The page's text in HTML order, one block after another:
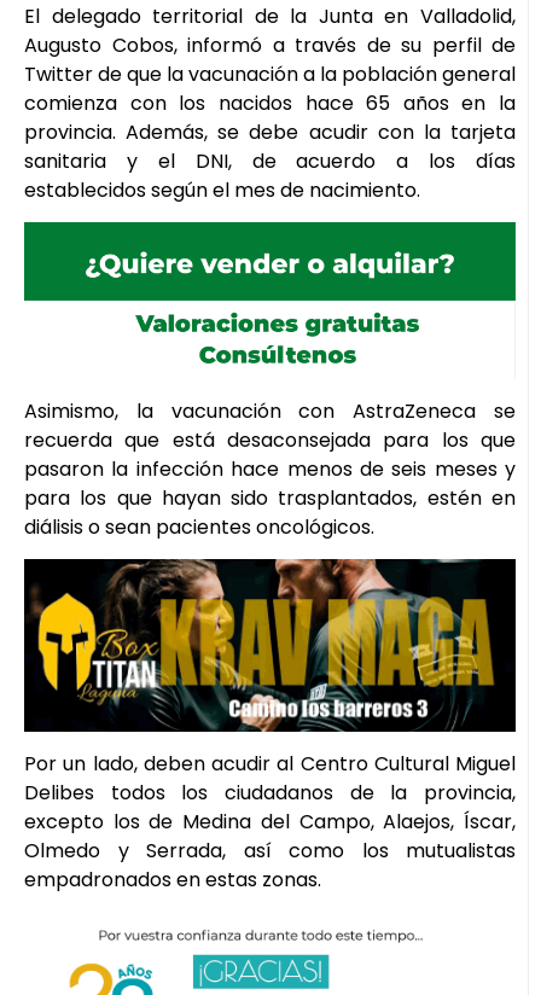
El delegado territorial de la Junta en Valladolid,
Augusto Cobos, informó a través de su perfil de
Twitter de que la vacunación a la población general
comienza con los nacidos hace 65 años en la
provincia. Además, se debe acudir con la tarjeta
sanitaria y el DNI, de acuerdo a los días
establecidos según el mes de nacimiento.
Asimismo, la vacunación con AstraZeneca se
recuerda que está desaconsejada para los que
pasaron la infección hace menos de seis meses y
para los que hayan sido trasplantados, estén en
diálisis o sean pacientes oncológicos.
Por un lado, deben acudir al Centro Cultural Miguel
Delibes todos los ciudadanos de la provincia,
excepto los de Medina del Campo, Alaejos, Íscar,
Olmedo y Serrada, así como los mutualistas
empadronados en estas zonas.